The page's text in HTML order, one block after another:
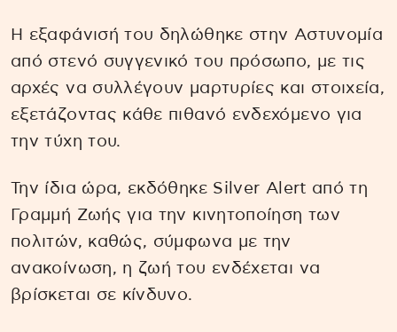
Η εξαφάνισή του δηλώθηκε στην Αστυνομία
από στενό συγγενικό του πρόσωπο, με τις
αρχές να συλλέγουν μαρτυρίες και στοιχεία,
εξετάζοντας κάθε πιθανό ενδεχόμενο για
την τύχη του.
Την ίδια ώρα, εκδόθηκε Silver Alert από τη
Γραμμή Ζωής για την κινητοποίηση των
πολιτών, καθώς, σύμφωνα με την
ανακοίνωση, η ζωή του ενδέχεται να
βρίσκεται σε κίνδυνο.